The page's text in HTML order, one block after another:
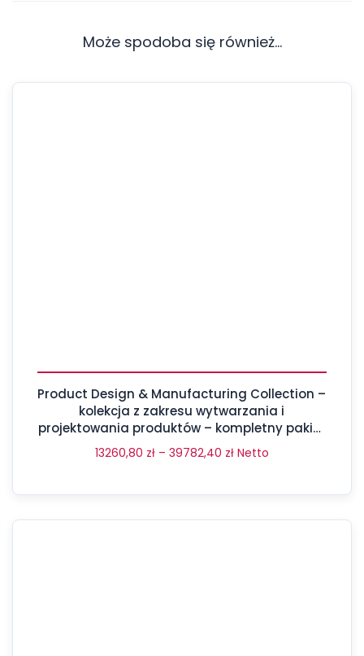
Może spodoba się również…
Product Design & Manufacturing Collection –
kolekcja z zakresu wytwarzania i
projektowania produktów – kompletny pakiet
aż 17 programów
13260,80 zł – 39782,40 zł Netto